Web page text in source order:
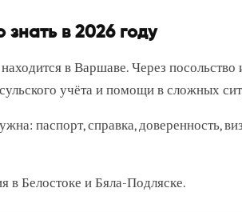
в 2026 году
в Варшаве. Через
учёта и помощи в сложных
паспорт, справка, доверенность,
Белостоке и Бяла-Подляске.